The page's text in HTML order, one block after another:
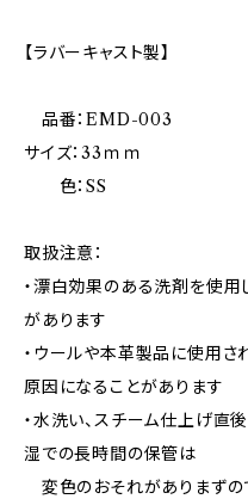
【ラバーキャスト製】
品番：EMD-003
サイズ：33ｍｍ
色：SS
取扱注意：
・漂白効果のある洗剤を使
があります
・ウールや本革製品に使用
原因になることがあります
・水洗い、スチーム仕上げ直
湿での長時間の保管は
変色のおそれがありまず